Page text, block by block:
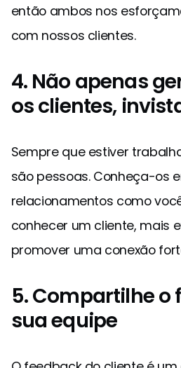
então ambos nos
com nossos clientes.
4. Não apenas
os clientes,
Sempre que estiver
são pessoas. Conheça-os
relacionamentos como
conhecer um cliente, mais
promover uma conexão
5. Compartilhe o
sua equipe